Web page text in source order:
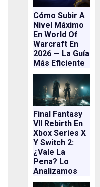
Cómo Subir A
Nivel Máximo
En World Of
Warcraft En
2026 — La Guía
Más Eficiente
Final Fantasy
VII Rebirth En
Xbox Series X
Y Switch 2:
¿vale La
Pena? Lo
Analizamos